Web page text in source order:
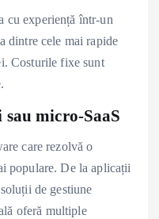
cu experiență într-un
dintre cele mai rapide
Costurile fixe sunt
micro-SaaS
care rezolvă o
populare. De la aplicații
de gestiune
oferă multiple